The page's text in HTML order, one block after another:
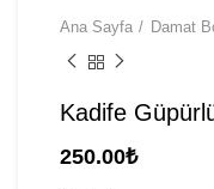
Ana Sayfa Damat
Kadife
250.00₺